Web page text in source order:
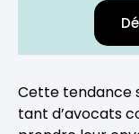
Cette tendance
tant d’avocats